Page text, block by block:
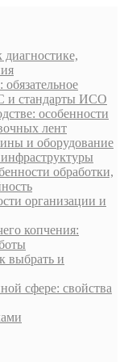
и стандарты ИСО
особенности
лент
и оборудование
обработки,
организации и
копчения:
выбрать и
сфере: свойства